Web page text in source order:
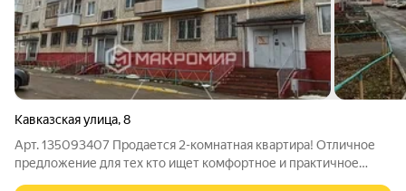
Кавказская улица,8
Арт. 135093407 Продается 2-комнатная квартира! Отличное
предложение для тех кто ищет комфортное и практичное